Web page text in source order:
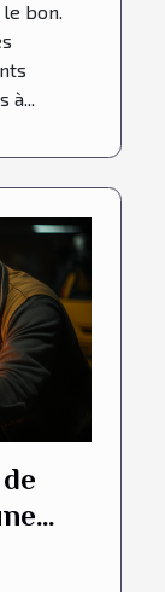
bon.
à...